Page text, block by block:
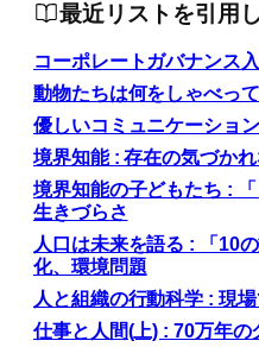
最近リストを引用
コーポレートガバナンス
動物たちは何をしゃべっ
優しいコミュニケーショ
境界知能 : 存在の気づか
境界知能の子どもたち :
生きづらさ
人口は未来を語る : 「10
化、環境問題
人と組織の行動科学 : 現
仕事と人間(上) : 70万年の